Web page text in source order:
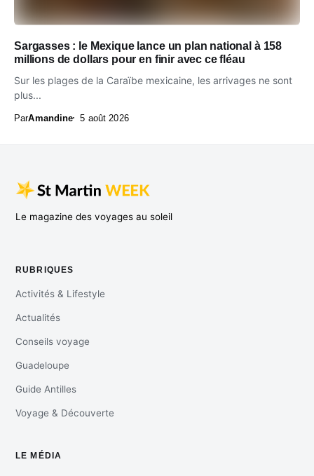
Sargasses : le Mexique lance un plan national à 158
millions de dollars pour en finir avec ce fléau
Sur les plages de la Caraïbe mexicaine, les arrivages ne sont
plus...
ParAmandine 5 août 2026
Le magazine des voyages au soleil
RUBRIQUES
Activités & Lifestyle
Actualités
Conseils voyage
Guadeloupe
Guide Antilles
Voyage & Découverte
LE MÉDIA